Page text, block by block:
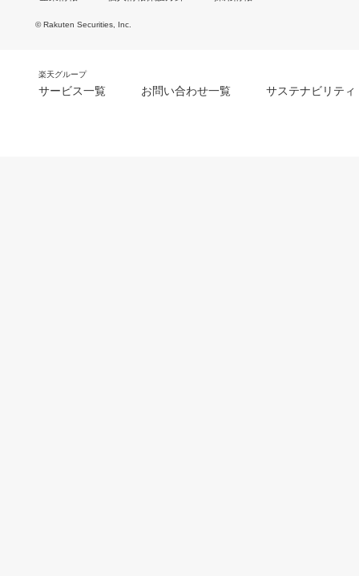
© Rakuten Securities, Inc.
楽天グループ
サービス一覧 お問い合わせ一覧 サステナビリティ